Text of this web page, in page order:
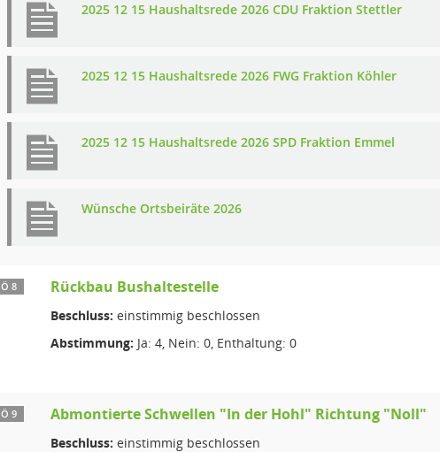
2025 12 15 Haushaltsrede 2026 CDU Fraktion Stettler
2025 12 15 Haushaltsrede 2026 FWG Fraktion Köhler
2025 12 15 Haushaltsrede 2026 SPD Fraktion Emmel
Wünsche Ortsbeiräte 2026
Ö 8 Rückbau Bushaltestelle
Beschluss: einstimmig beschlossen
Abstimmung: Ja: 4, Nein: 0, Enthaltung: 0
Ö 9 Abmontierte Schwellen "In der Hohl" Richtung "Noll"
Beschluss: einstimmig beschlossen